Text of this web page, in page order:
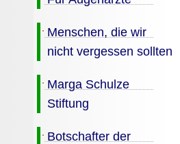
Menschen, die wir
nicht vergessen sollten
Marga Schulze
Stiftung
Botschafter der